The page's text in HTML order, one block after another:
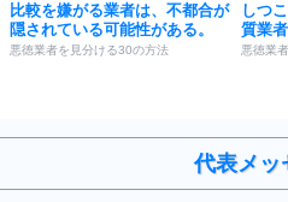
比較を嫌がる業者は、不都合が
隠されている可能性がある。
悪徳業者を見分ける30の方法
しつ
質業
悪徳業
代表メッ